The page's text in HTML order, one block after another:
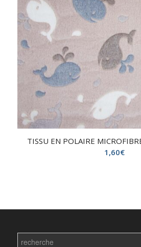
TISSU EN POLAIRE
1,60€
Search
for: